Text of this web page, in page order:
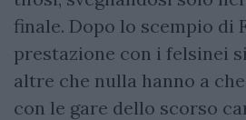
finale. Dopo lo scempio di
prestazione con i felsinei
altre che nulla hanno a
con le gare dello scorso